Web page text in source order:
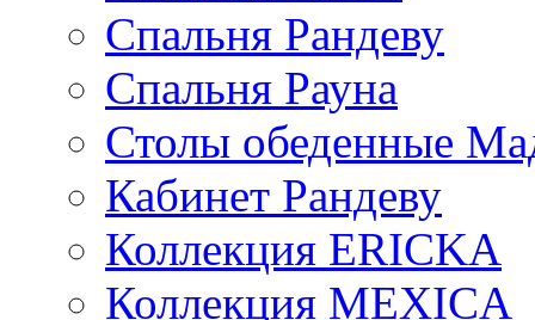
Спальня Рандеву
Спальня Рауна
Столы обеденные
Кабинет Рандеву
Коллекция ERICKA
Коллекция MEXICA